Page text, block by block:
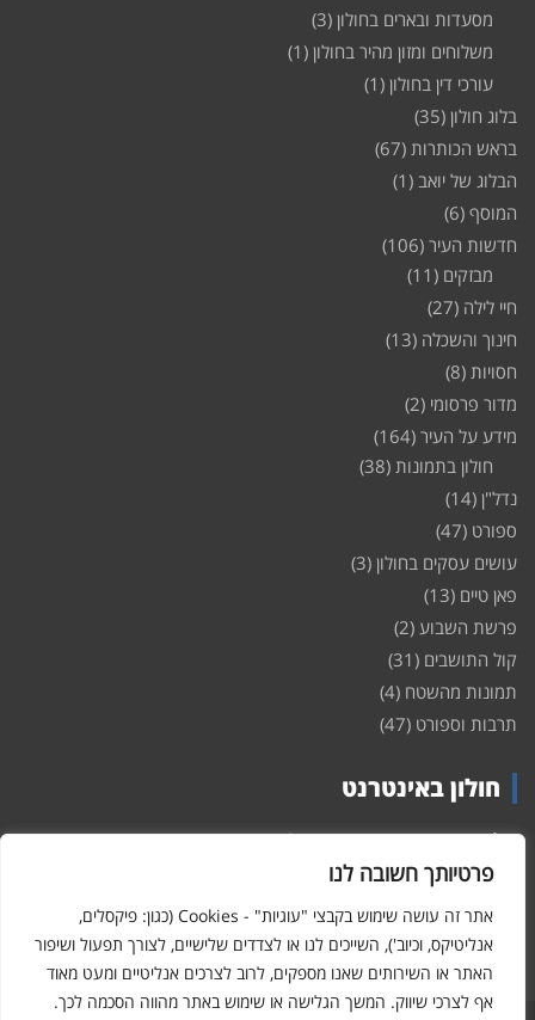
פרטיותך חשובה לנו
אתר זה עושה שימוש בקבצי "עוגיות" - Cookies (כגון: פיקסלים,
אנליטיקס, וכיוב'), השייכים לנו או לצדדים שלישיים, לצורך תפעול ושיפור
האתר או השירותים שאנו מספקים, לרוב לצרכים אנליטיים ומעט מאוד
אף לצרכי שיווק. המשך הגלישה או שימוש באתר מהווה הסכמה לכך.
מסעדות ובארים בחולון (3)
משלוחים ומזון מהיר בחולון (1)
עורכי דין בחולון (1)
בלוג חולון (35)
בראש הכותרות (67)
הבלוג של יואב (1)
המוסף (6)
חדשות העיר (106)
מבזקים (11)
חיי לילה (27)
חינוך והשכלה (13)
חסויות (8)
מדור פרסומי (2)
מידע על העיר (164)
חולון בתמונות (38)
נדל"ן (14)
ספורט (47)
עושים עסקים בחולון (3)
פאן טיים (13)
פרשת השבוע (2)
קול התושבים (31)
תמונות מהשטח (4)
תרבות וספורט (47)
חולון באינטרנט
חולוןבאינטרנט – האתר שמביא לכם עדכונים ומידע מהשטח מהעיר
חולון. במה פתוחה לקול תושבי חולון באינטרנט, מידע על
ופרוייקטים חדשים בעיר, חיי לילה, וכן טורי דעה, עסקים בחולון, ודיונים על
הנעשה בעיר. אתם מוזמנים ומוזמנות להשתתף בדיון ולשלוח לנו כתבות
ואף להגיב על הכתבות המפורסמות באתר.